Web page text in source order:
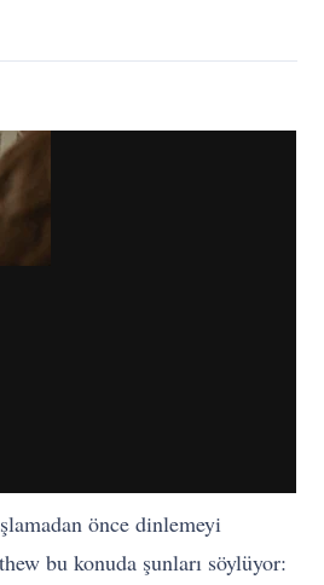
önce dinlemeyi
bu konuda şunları söylüyor: